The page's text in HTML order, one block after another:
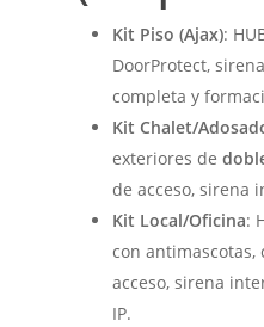
Kit Piso (Ajax):
DoorProtect,
completa y
Kit Chalet/
exteriores de
de acceso, sirena
Kit Local/Oficina:
con antimascotas,
acceso, sirena
IP.